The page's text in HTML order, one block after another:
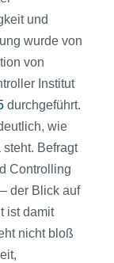
und
wurde von
von
Institut
durchgeführt.
wie
Befragt
Controlling
der Blick auf
ist damit
nicht bloß